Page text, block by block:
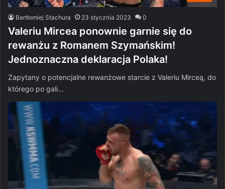
Bartłomiej Stachura 23 stycznia 2023 0
Valeriu Mircea ponownie garnie się do
rewanżu z Romanem Szymańskim!
Jednoznaczna deklaracja Polaka!
Zapytany o potencjalne rewanżowe starcie z Valeriu Mirceą, do
którego po gali…